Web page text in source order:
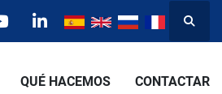
linkedin
QUÉ HACEMOS CONTACTAR